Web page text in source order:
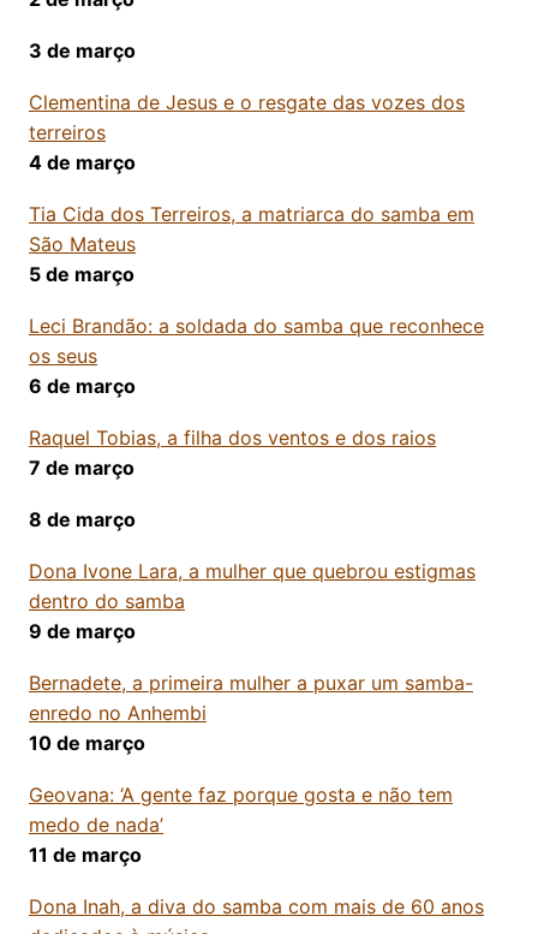
3 de março
Clementina de Jesus e o resgate das vozes dos
terreiros
4 de março
Tia Cida dos Terreiros, a matriarca do samba em
São Mateus
5 de março
Leci Brandão: a soldada do samba que reconhece
os seus
6 de março
Raquel Tobias, a filha dos ventos e dos raios
7 de março
8 de março
Dona Ivone Lara, a mulher que quebrou estigmas
dentro do samba
9 de março
Bernadete, a primeira mulher a puxar um samba-
enredo no Anhembi
10 de março
Geovana: ‘A gente faz porque gosta e não tem
medo de nada’
11 de março
Dona Inah, a diva do samba com mais de 60 anos